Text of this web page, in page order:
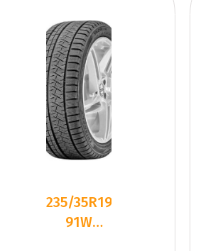
235/35R19
91W